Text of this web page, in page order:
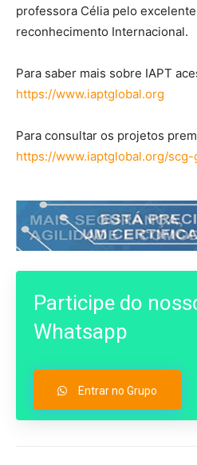
professora Célia pelo
reconhecimento Internacional.
Para saber mais sobre IAPT
https://www.iaptglobal.org
Para consultar os projetos
https://www.iaptglobal.org/
Participe do
Whatsapp
Entrar no Grupo